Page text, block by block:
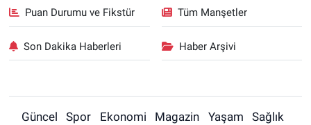
Puan Durumu ve Fikstür Tüm Manşetler
Son Dakika Haberleri Haber Arşivi
Güncel Spor Ekonomi Magazin Yaşam
Sağlık